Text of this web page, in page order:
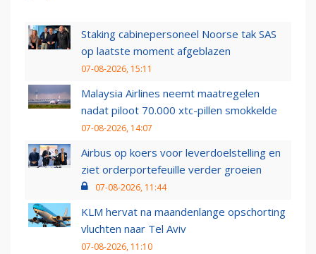
Staking cabinepersoneel Noorse tak SAS
op laatste moment afgeblazen
07-08-2026, 15:11
Malaysia Airlines neemt maatregelen
nadat piloot 70.000 xtc-pillen smokkelde
07-08-2026, 14:07
Airbus op koers voor leverdoelstelling en
ziet orderportefeuille verder groeien
07-08-2026, 11:44
KLM hervat na maandenlange opschorting
vluchten naar Tel Aviv
07-08-2026, 11:10